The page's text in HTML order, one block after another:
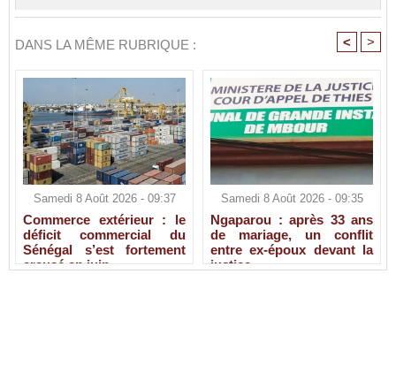
DANS LA MÊME RUBRIQUE : < >
Samedi 8 Août 2026 - 09:37
Commerce extérieur : le
déficit commercial du
Sénégal s’est fortement
creusé en juin
Samedi 8 Août 2026 - 09:35
Ngaparou : après 33 ans
de mariage, un conflit
entre ex-époux devant la
justice